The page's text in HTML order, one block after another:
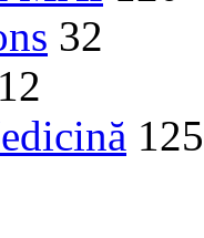
32
12
125